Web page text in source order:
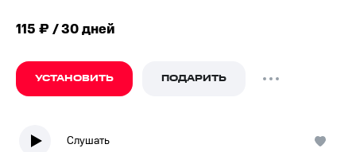
115 ₽ / 30 дней
УСТАНОВИТЬ ПОДАРИТЬ
Слушать